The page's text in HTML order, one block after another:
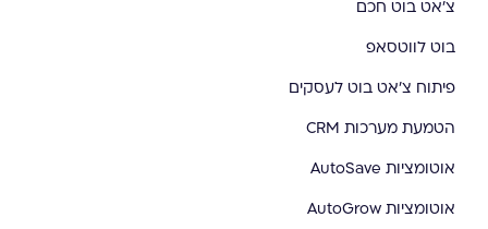
צ'אט בוט חכם
בוט לווטסאפ
פיתוח צ'אט בוט לעסקים
הטמעת מערכות CRM
אוטומציות AutoSave
אוטומציות AutoGrow